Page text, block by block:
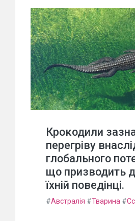
Крокодили
перегріву
глобального
що призводить
їхній поведінці.
#Австралія #Тварина #